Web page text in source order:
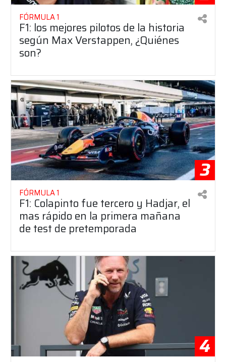
FÓRMULA 1
F1: los mejores pilotos de la historia
según Max Verstappen, ¿Quiénes
son?
3
FÓRMULA 1
F1: Colapinto fue tercero y Hadjar, el
mas rápido en la primera mañana
de test de pretemporada
4